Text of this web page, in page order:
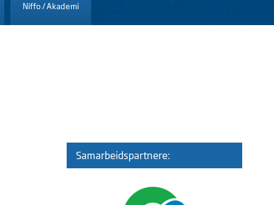
Niffo / Akademi
Samarbeidspartnere: